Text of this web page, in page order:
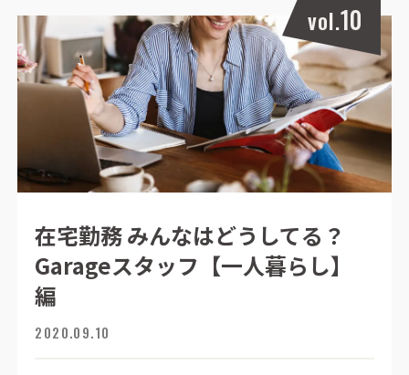
vol.10
在宅勤務 みんなはどうしてる？
Garageスタッフ【一人暮らし】
編
2020.09.10